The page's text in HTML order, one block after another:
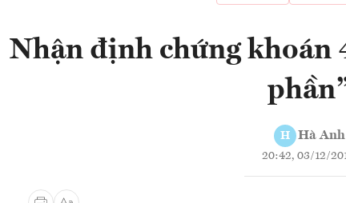
Nhận định chứng khoán
H Hà Anh
20:42, 03/12/